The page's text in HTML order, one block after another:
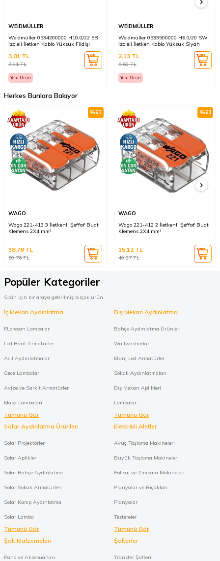
WEİDMÜLLER
Weidmüller 0534200000 H10,0/22 EB
İzoleli İletken Kablo Yüksük Fildişi
7,91TL
3,01 TL
Yeni Ürün
WEİDMÜLLER
Weidmüller 0533500000 H6,0/20 SW
İzoleli İletken Kablo Yüksük Siyah
5,60TL
2,13TL
Yeni Ürün
Herkes Bunlara Bakıyor
%63
WAGO
Wago 221-413 3 İletkenli Şeffaf Buat
Klemens 2X4 mm²
50,76TL
18,78TL
%63
WAGO
Wago 221-412 2 İletkenli Şeffaf Buat
Klemens 2X4 mm²
40,87TL
15,12TL
Popüler Kategoriler
Sizin için bir araya getirilmiş birçok ürün
İç Mekan Aydınlatma
FLoresan Lambalar
Led Bant Armatürler
Acil Aydınlatmalar
Gece Lambaları
Avize ve Sarkıt Armatürler
Masa Lambaları
Tümünü Gör
Dış Mekan Aydınlatma
Bahçe Aydınlatma Ürünleri
Wallwasherlar
Etanj Led Armatürler
Sokak Aydınlatmaları
Dış Mekan Aplikleri
Lambalar
Tümünü Gör
Solar Aydınlatma Ürünleri
Solar Projektörler
Solar Aplikler
Solar Bahçe Aydınlatma
Solar Sokak Armatürleri
Solar Kamp Aydınlatma
Solar Lamba
Tümünü Gör
Elektrikli Aletler
Avuç Taşlama Makineleri
Büyük Taşlama Makineleri
Polisaj ve Zımpara Makineleri
Planyalar ve Bıçakları
Planyalar
Testereler
Tümünü Gör
Şalt Malzemeleri
Pano ve Aksesuarları
Şalterler
Transfer Şalteri